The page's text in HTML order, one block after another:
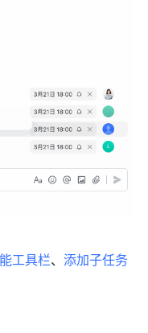
工具栏、添加子任务